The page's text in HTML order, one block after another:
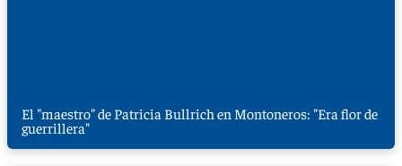
El "maestro" de Patricia Bullrich en Montoneros: "Era flor de
guerrillera"